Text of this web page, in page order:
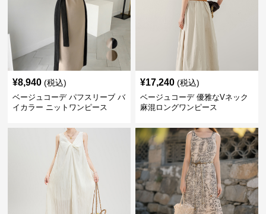
¥8,940 (税込)
ベージュコーデ パフスリーブ バ
イカラー ニットワンピース
¥17,240 (税込)
ベージュコーデ 優雅なVネック
麻混ロングワンピース